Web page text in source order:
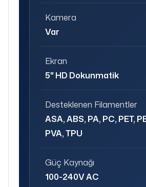
Kamera
Var
Ekran
5" HD Dokunmatik
Desteklenen Filamentler
ASA, ABS, PA, PC, PET,
PVA, TPU
Güç Kaynağı
100-240V AC